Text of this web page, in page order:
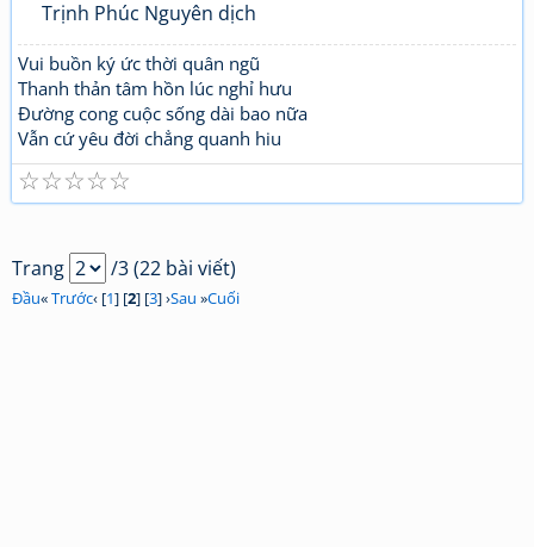
Trịnh Phúc Nguyên dịch
Vui buồn ký ức thời quân ngũ
Thanh thản tâm hồn lúc nghỉ hưu
Đường cong cuộc sống dài bao nữa
Vẫn cứ yêu đời chẳng quanh hiu
☆
☆
☆
☆
☆
Trang /3 (22 bài viết)
Đầu«Trước‹ [1] [2] [3] ›Sau »Cuối